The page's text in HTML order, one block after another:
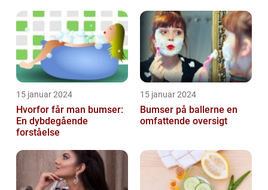
belastende for d...
15 januar 2024
Hvorfor får man bumser:
En dybdegående
forståelse
15 januar 2024
Bumser på ballerne en
omfattende oversigt